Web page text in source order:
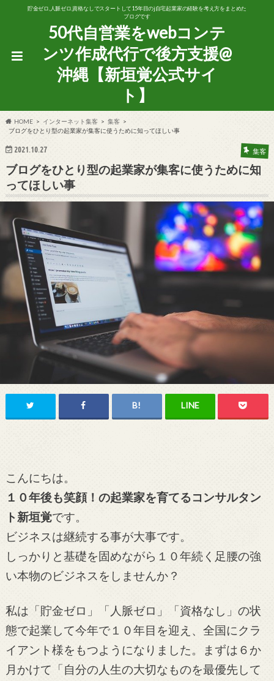
貯金ゼロ,人脈ゼロ,資格なしでスタートして15年目のj自宅起業家の経験を考え方をまとめた
ブログです
50代自営業をwebコンテ
ンツ作成代行で後方支援@
沖縄【新垣覚公式サイ
ト】
HOME インターネット集客
集客
ブログをひとり型の起業家が集客に使うために知ってほしい事
2021.10.27 集客
ブログをひとり型の起業家が集客に使うために知
ってほしい事
こんにちは。
１０年後も笑顔！の起業家を育てるコンサルタン
ト新垣覚です。
ビジネスは継続する事が大事です。
しっかりと基礎を固めながら１０年続く足腰の強
い本物のビジネスをしませんか？
私は「貯金ゼロ」「人脈ゼロ」「資格なし」の状
態で起業して今年で１０年目を迎え、全国にクラ
イアント様をもつようになりました。まずは６か
月かけて「自分の人生の大切なものを最優先して